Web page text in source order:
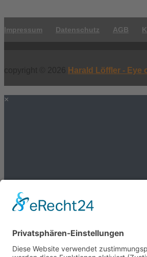
Impressum Datenschutz AGB
Harald Löffler - Eye
×